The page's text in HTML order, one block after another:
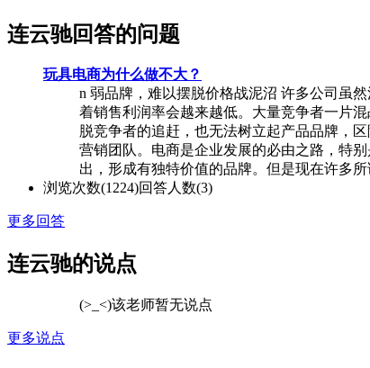
连云驰回答的问题
玩具电商为什么做不大？
n 弱品牌，难以摆脱价格战泥沼 许多公司虽
着销售利润率会越来越低。大量竞争者一片
脱竞争者的追赶，也无法树立起产品品牌，
营销团队。电商是企业发展的必由之路，特
出，形成有独特价值的品牌。但是现在许多
浏览次数(1224)回答人数(3)
更多回答
连云驰的说点
(>_<)该老师暂无说点
更多说点